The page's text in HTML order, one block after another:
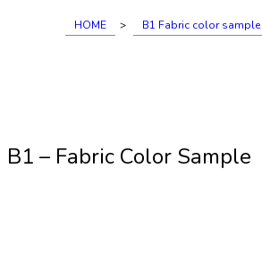
HOME > B1 Fabric color sample
B1 – Fabric Color Sample